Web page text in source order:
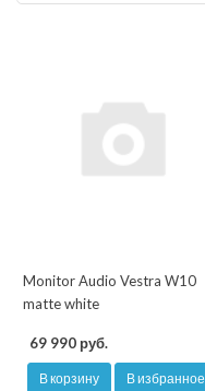
Monitor Audio Vestra W10
matte white
69 990 руб.
В корзину В избранное